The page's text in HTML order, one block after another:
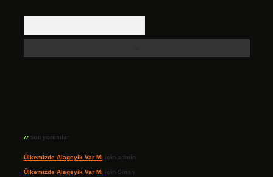
Son yorumlar
Ülkemizde Alageyik Var Mı için admin
Ülkemizde Alageyik Var Mı için Sinan